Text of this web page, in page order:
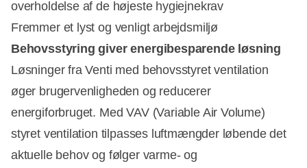
overholdelse af de højeste hygiejnekrav
Fremmer et lyst og venligt arbejdsmiljø
Behovsstyring giver energibesparende løsning
Løsninger fra Venti med behovsstyret ventilation
øger brugervenligheden og reducerer
energiforbruget. Med VAV (Variable Air Volume)
styret ventilation tilpasses luftmængder løbende det
aktuelle behov og følger varme- og